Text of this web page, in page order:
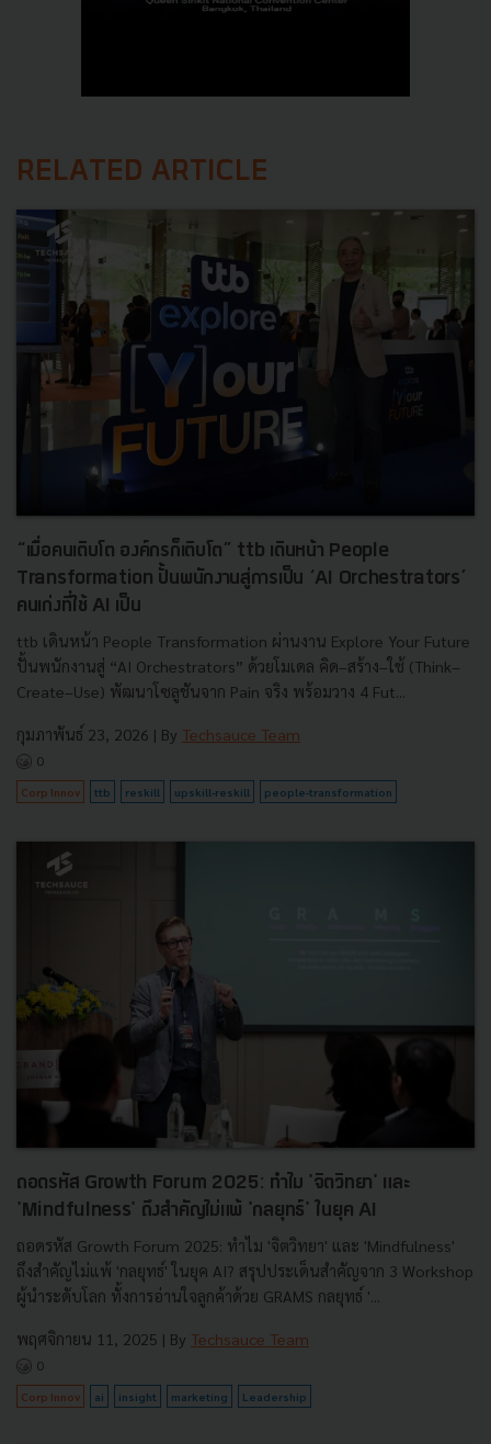
RELATED ARTICLE
“เมื่อคนเติบโต องค์กรก็เติบโต” ttb เดินหน้า People
Transformation ปั้นพนักงานสู่การเป็น ‘AI Orchestrators’
คนเก่งที่ใช้ AI เป็น
ttb เดินหน้า People Transformation ผ่านงาน Explore Your Future
ปั้นพนักงานสู่ “AI Orchestrators” ด้วยโมเดล คิด–สร้าง–ใช้ (Think–
Create–Use) พัฒนาโซลูชันจาก Pain จริง พร้อมวาง 4 Fut...
กุมภาพันธ์ 23, 2026 | By Techsauce Team
0
Corp Innov ttb reskill upskill-reskill people-transformation
ถอดรหัส Growth Forum 2025: ทำไม 'จิตวิทยา' และ
'Mindfulness' ถึงสำคัญไม่แพ้ 'กลยุทธ์' ในยุค AI
ถอดรหัส Growth Forum 2025: ทำไม 'จิตวิทยา' และ 'Mindfulness'
ถึงสำคัญไม่แพ้ 'กลยุทธ์' ในยุค AI? สรุปประเด็นสำคัญจาก 3 Workshop
ผู้นำระดับโลก ทั้งการอ่านใจลูกค้าด้วย GRAMS กลยุทธ์ '...
พฤศจิกายน 11, 2025 | By Techsauce Team
0
Corp Innov ai insight marketing Leadership